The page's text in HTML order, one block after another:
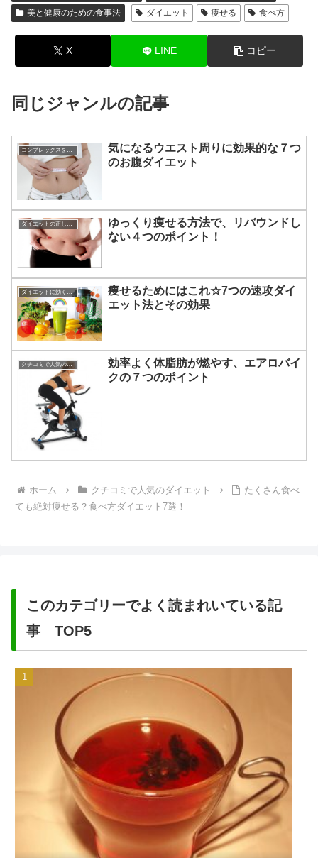
美と健康のための食事法 ダイエット 痩せる 食べ方
X LINE コピー
同じジャンルの記事
気になるウエスト周りに効果的な７つ
のお腹ダイエット
ダイエットの正しい知識
ゆっくり痩せる方法で、リバウンドし
ない４つのポイント！
ダイエットに効くレシピ
痩せるためにはこれ☆7つの速攻ダイ
エット法とその効果
クチコミで人気のダイエット
効率よく体脂肪が燃やす、エアロバイ
クの７つのポイント
ホーム クチコミで人気のダイエット
たくさん食べ
ても絶対痩せる？食べ方ダイエット7選！
このカテゴリーでよく読まれいている記
事 TOP5